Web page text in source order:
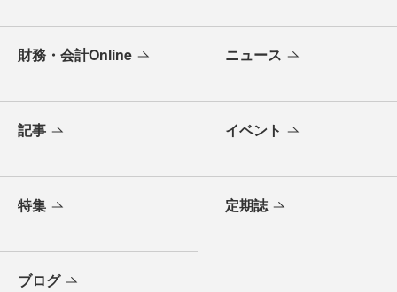
財務・会計Online ニュース
記事 イベント
特集 定期誌
ブログ